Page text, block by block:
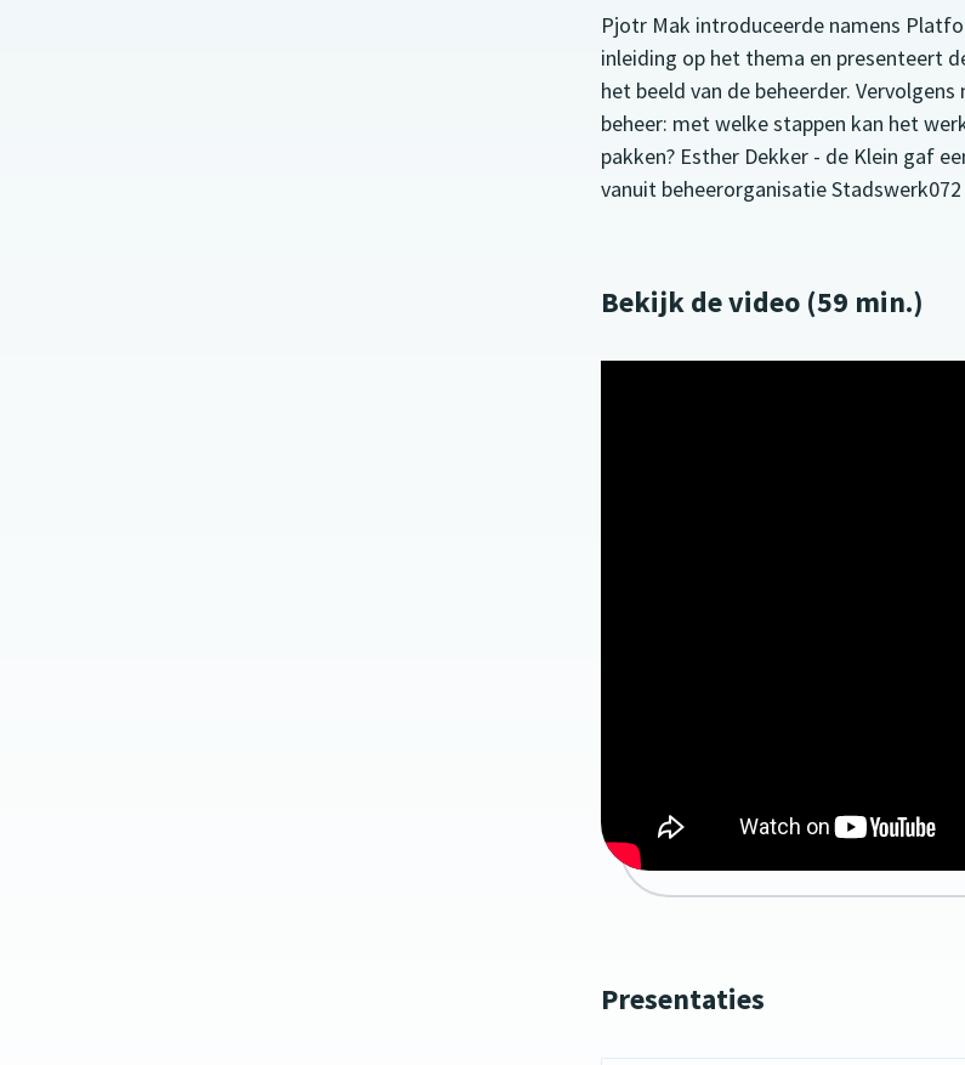
Pjotr Mak introduceerde namens
inleiding op het thema en presenteert
het beeld van de beheerder.
beheer: met welke stappen kan het
pakken? Esther Dekker - de Klein gaf
vanuit beheerorganisatie
Bekijk de video (59 min.)
Presentaties